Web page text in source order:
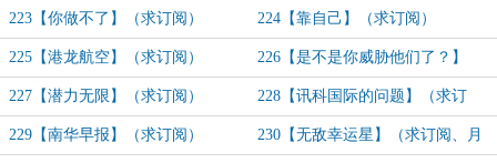
223【你做不了】（求订阅） 224【靠自己】（求订阅）
225【港龙航空】（求订阅） 226【是不是你威胁他们了？】
（求订阅）
227【潜力无限】（求订阅） 228【讯科国际的问题】（求订
阅）
229【南华早报】（求订阅） 230【无敌幸运星】（求订阅、月